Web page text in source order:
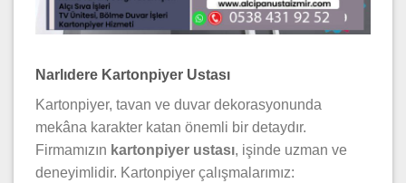
Narlıdere Kartonpiyer Ustası
Kartonpiyer, tavan ve duvar dekorasyonunda
mekâna karakter katan önemli bir detaydır.
Firmamızın kartonpiyer ustası, işinde uzman ve
deneyimlidir. Kartonpiyer çalışmalarımız: